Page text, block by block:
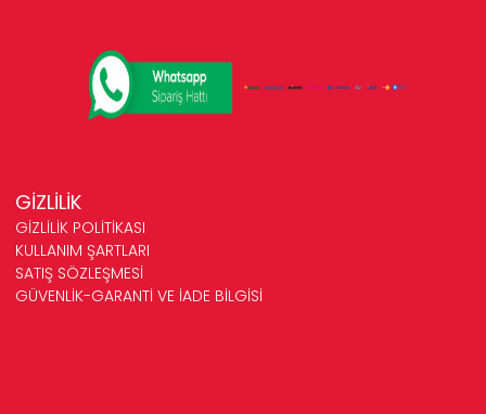
GİZLİLİK
GİZLİLİK POLİTİKASI
KULLANIM ŞARTLARI
SATIŞ SÖZLEŞMESİ
GÜVENLİK-GARANTİ VE İADE BİLGİSİ